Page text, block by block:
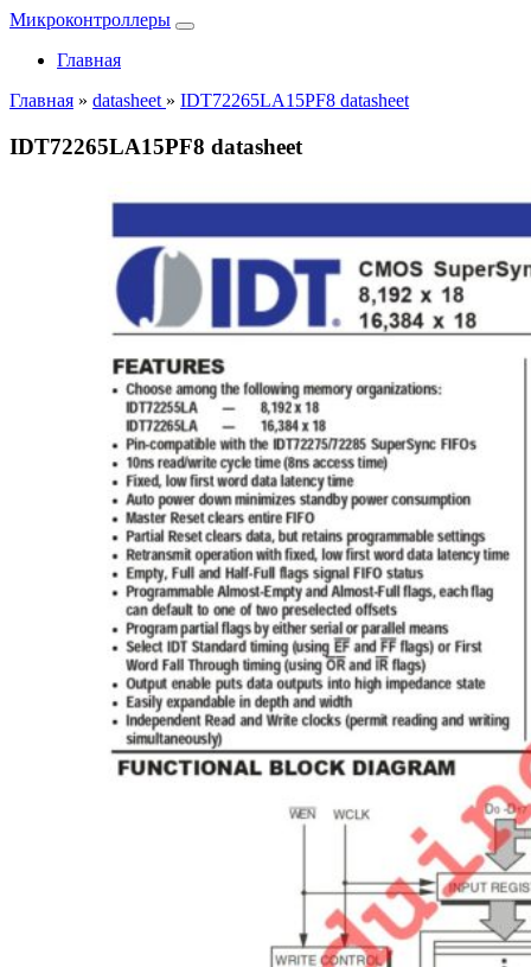
Микроконтроллеры
Главная
Главная » datasheet » IDT72265LA15PF8 datasheet
IDT72265LA15PF8 datasheet